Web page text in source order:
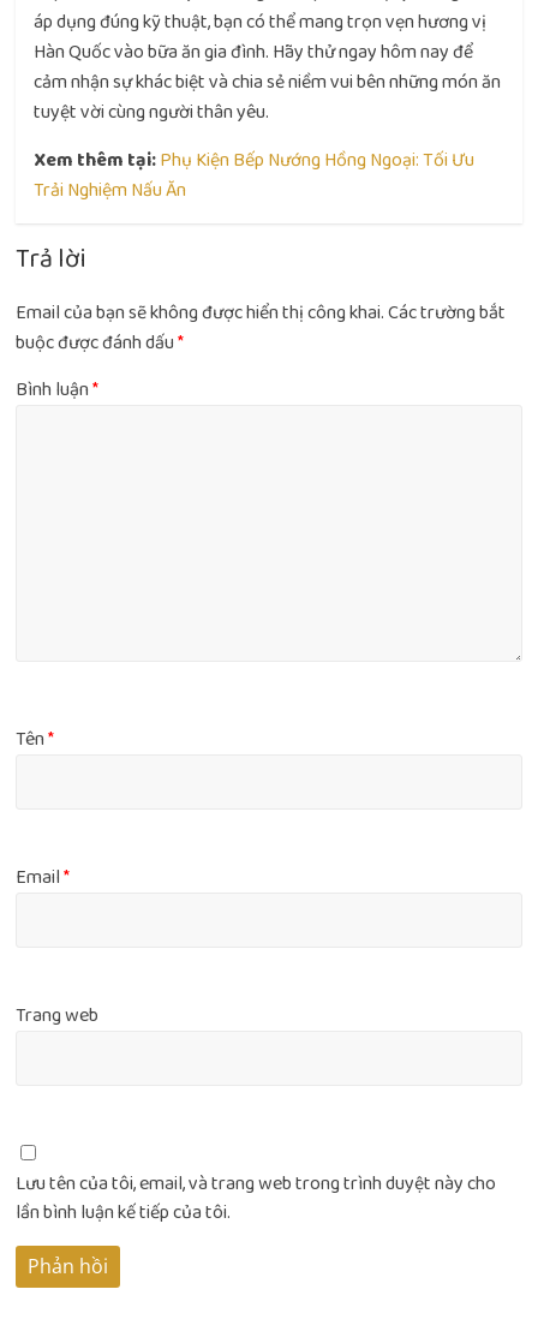
áp dụng đúng kỹ thuật, bạn có thể mang trọn vẹn hương vị
Hàn Quốc vào bữa ăn gia đình. Hãy thử ngay hôm nay để
cảm nhận sự khác biệt và chia sẻ niềm vui bên những món ăn
tuyệt vời cùng người thân yêu.
Xem thêm tại:Phụ Kiện Bếp Nướng Hồng Ngoại: Tối Ưu
Trải Nghiệm Nấu Ăn
Trả lời
Email của bạn sẽ không được hiển thị công khai.Các trường bắt
buộc được đánh dấu*
Bình luận*
Tên*
Email*
Trang web
Lưu tên của tôi, email, và trang web trong trình duyệt này cho
lần bình luận kế tiếp của tôi.